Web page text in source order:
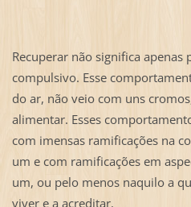
Recuperar não significa
compulsivo. Esse
do ar, não veio com uns
alimentar. Esses
com imensas ramificações na
um e com ramificações em
um, ou pelo menos naquilo a
viver e a acreditar.